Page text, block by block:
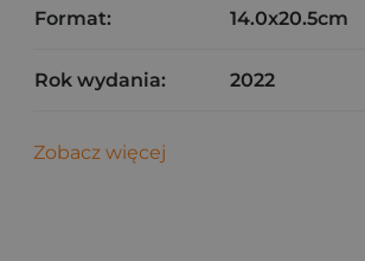
Format: 14.0x20.5cm
Rok wydania: 2022
Zobacz więcej